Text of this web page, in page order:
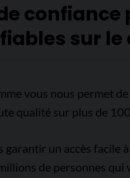
confiance
sur le
vous nous permet
qualité sur plus de
garantir un accès facile
de personnes